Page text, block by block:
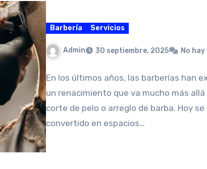
Barbería Servicios
Admin 30 septiembre, 2025 No
En los últimos años, las barberías han
un renacimiento que va mucho más allá
corte de pelo o arreglo de barba. Hoy se
convertido en espacios…